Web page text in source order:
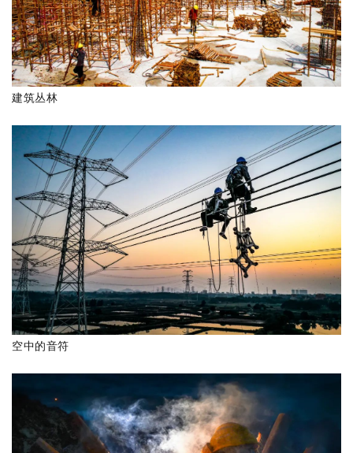
建筑丛林
空中的音符